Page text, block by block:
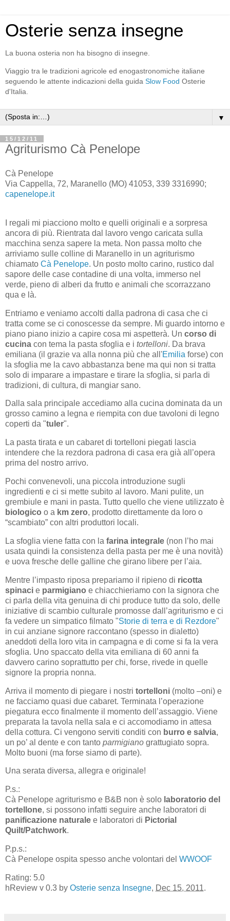
Osterie senza insegne
La buona osteria non ha bisogno di insegne.
Viaggio tra le tradizioni agricole ed enogastronomiche italiane
seguendo le attente indicazioni della guida Slow Food Osterie
d'Italia.
▼
15/12/11
Agriturismo Cà Penelope
Cà Penelope
Via Cappella, 72, Maranello (MO) 41053, 339 3316990;
capenelope.it
I regali mi piacciono molto e quelli originali e a sorpresa
ancora di più. Rientrata dal lavoro vengo caricata sulla
macchina senza sapere la meta. Non passa molto che
arriviamo sulle colline di Maranello in un agriturismo
chiamato Cà Penelope. Un posto molto carino, rustico dal
sapore delle case contadine di una volta, immerso nel
verde, pieno di alberi da frutto e animali che scorrazzano
qua e là.
Entriamo e veniamo accolti dalla padrona di casa che ci
tratta come se ci conoscesse da sempre. Mi guardo intorno e
piano piano inizio a capire cosa mi aspetterà. Un corso di
cucina con tema la pasta sfoglia e i tortelloni. Da brava
emiliana (il grazie va alla nonna più che all'Emilia forse) con
la sfoglia me la cavo abbastanza bene ma qui non si tratta
solo di imparare a impastare e tirare la sfoglia, si parla di
tradizioni, di cultura, di mangiar sano.
Dalla sala principale accediamo alla cucina dominata da un
grosso camino a legna e riempita con due tavoloni di legno
coperti da "tuler".
La pasta tirata e un cabaret di tortelloni piegati lascia
intendere che la rezdora padrona di casa era già all’opera
prima del nostro arrivo.
Pochi convenevoli, una piccola introduzione sugli
ingredienti e ci si mette subito al lavoro. Mani pulite, un
grembiule e mani in pasta. Tutto quello che viene utilizzato è
biologico o a km zero, prodotto direttamente da loro o
“scambiato” con altri produttori locali.
La sfoglia viene fatta con la farina integrale (non l’ho mai
usata quindi la consistenza della pasta per me è una novità)
e uova fresche delle galline che girano libere per l’aia.
Mentre l’impasto riposa prepariamo il ripieno di ricotta
spinaci e parmigiano e chiacchieriamo con la signora che
ci parla della vita genuina di chi produce tutto da solo, delle
iniziative di scambio culturale promosse dall’agriturismo e ci
fa vedere un simpatico filmato "Storie di terra e di Rezdore"
in cui anziane signore raccontano (spesso in dialetto)
aneddoti della loro vita in campagna e di come si fa la vera
sfoglia. Uno spaccato della vita emiliana di 60 anni fa
davvero carino soprattutto per chi, forse, rivede in quelle
signore la propria nonna.
Arriva il momento di piegare i nostri tortelloni (molto –oni) e
ne facciamo quasi due cabaret. Terminata l’operazione
piegatura ecco finalmente il momento dell’assaggio. Viene
preparata la tavola nella sala e ci accomodiamo in attesa
della cottura. Ci vengono serviti conditi con burro e salvia,
un po’ al dente e con tanto parmigiano grattugiato sopra.
Molto buoni (ma forse siamo di parte).
Una serata diversa, allegra e originale!
P.s.:
Cà Penelope agriturismo e B&B non è solo laboratorio del
tortellone, si possono infatti seguire anche laboratori di
panificazione naturale e laboratori di Pictorial
Quilt/Patchwork.
P.p.s.:
Cà Penelope ospita spesso anche volontari del WWOOF
Rating: 5.0
hReview v 0.3 by Osterie senza Insegne, Dec 15, 2011.